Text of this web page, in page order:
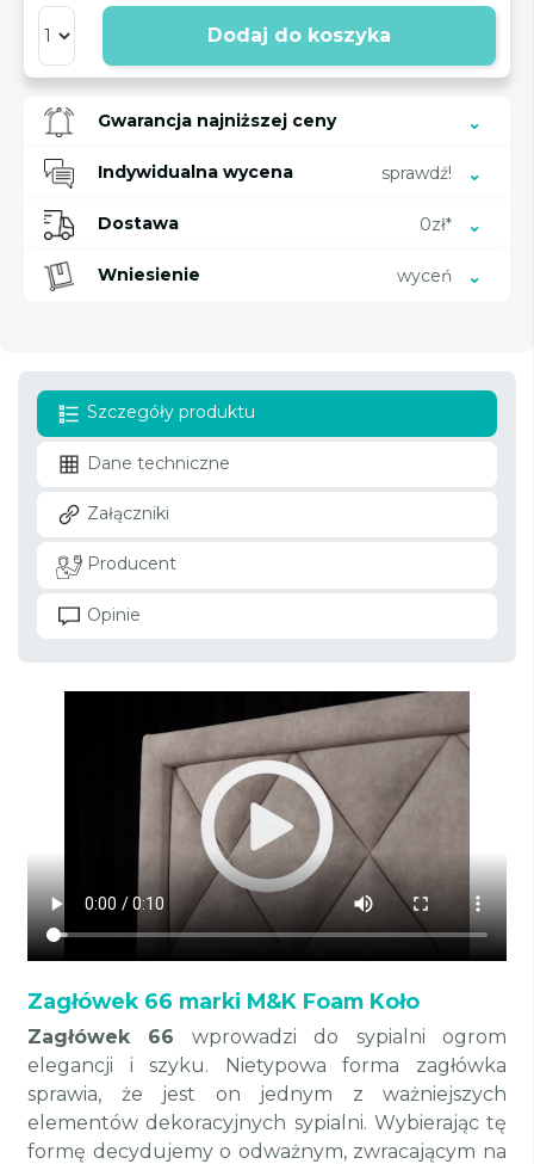
Dodaj do koszyka
Gwarancja najniższej ceny
Indywidualna wycena sprawdź!
Dostawa 0zł*
Wniesienie wyceń
Szczegóły produktu
Dane techniczne
Załączniki
Producent
Opinie
Zagłówek 66 marki M&K Foam Koło
Zagłówek 66 wprowadzi do sypialni ogrom
elegancji i szyku. Nietypowa forma zagłówka
sprawia, że jest on jednym z ważniejszych
elementów dekoracyjnych sypialni. Wybierając tę
formę decydujemy o odważnym, zwracającym na